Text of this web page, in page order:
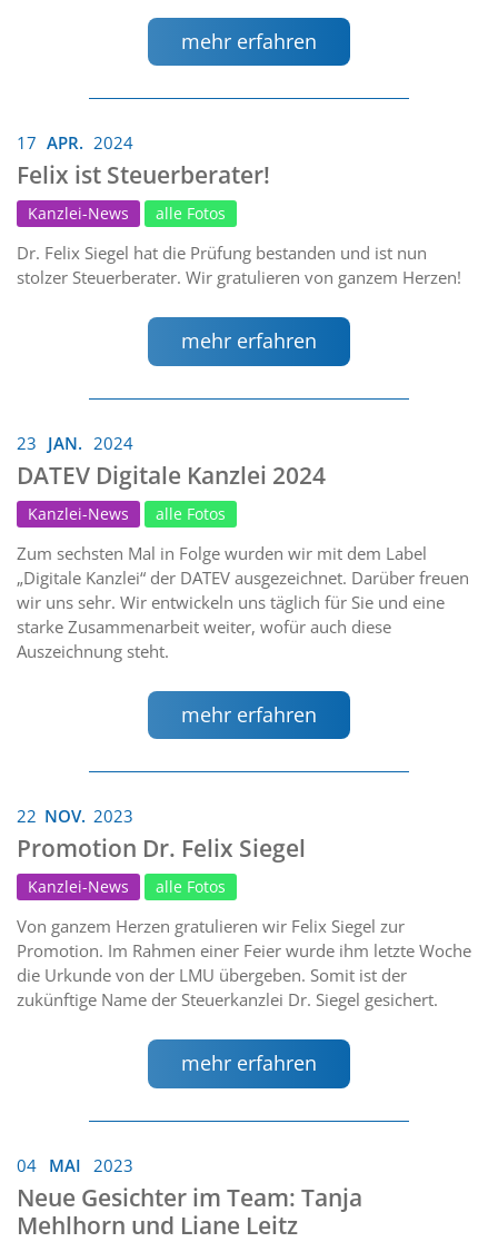
mehr erfahren
17 APR. 2024
Felix ist Steuerberater!
Kanzlei-News alle Fotos
Dr. Felix Siegel hat die Prüfung bestanden und ist nun
stolzer Steuerberater. Wir gratulieren von ganzem Herzen!
mehr erfahren
23 JAN. 2024
DATEV Digitale Kanzlei 2024
Kanzlei-News alle Fotos
Zum sechsten Mal in Folge wurden wir mit dem Label
„Digitale Kanzlei“ der DATEV ausgezeichnet. Darüber freuen
wir uns sehr. Wir entwickeln uns täglich für Sie und eine
starke Zusammenarbeit weiter, wofür auch diese
Auszeichnung steht.
mehr erfahren
22 NOV. 2023
Promotion Dr. Felix Siegel
Kanzlei-News alle Fotos
Von ganzem Herzen gratulieren wir Felix Siegel zur
Promotion. Im Rahmen einer Feier wurde ihm letzte Woche
die Urkunde von der LMU übergeben. Somit ist der
zukünftige Name der Steuerkanzlei Dr. Siegel gesichert.
mehr erfahren
04 MAI 2023
Neue Gesichter im Team: Tanja
Mehlhorn und Liane Leitz